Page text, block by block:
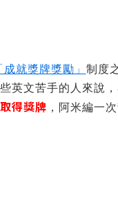
成就獎牌獎勵」 制度
英文苦手的人來說
得獎牌 ，阿米編一